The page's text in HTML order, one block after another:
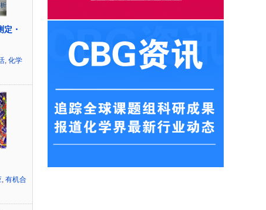
定・
, 化学
, 有机合